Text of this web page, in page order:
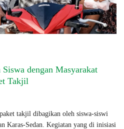
dengan Masyarakat
Takjil
takjil dibagikan oleh siswa-siswi
Karas-Sedan. Kegiatan yang di inisiasi